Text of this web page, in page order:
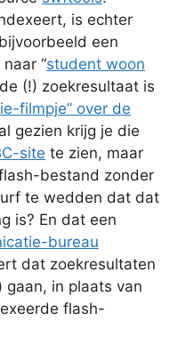
is echter
een
“student woon
(!) zoekresultaat is
filmpje” over de
gezien krijg je die
site te zien, maar
bestand zonder
te wedden dat dat
is? En dat een
bureau
dat zoekresultaten
in plaats van
flash-